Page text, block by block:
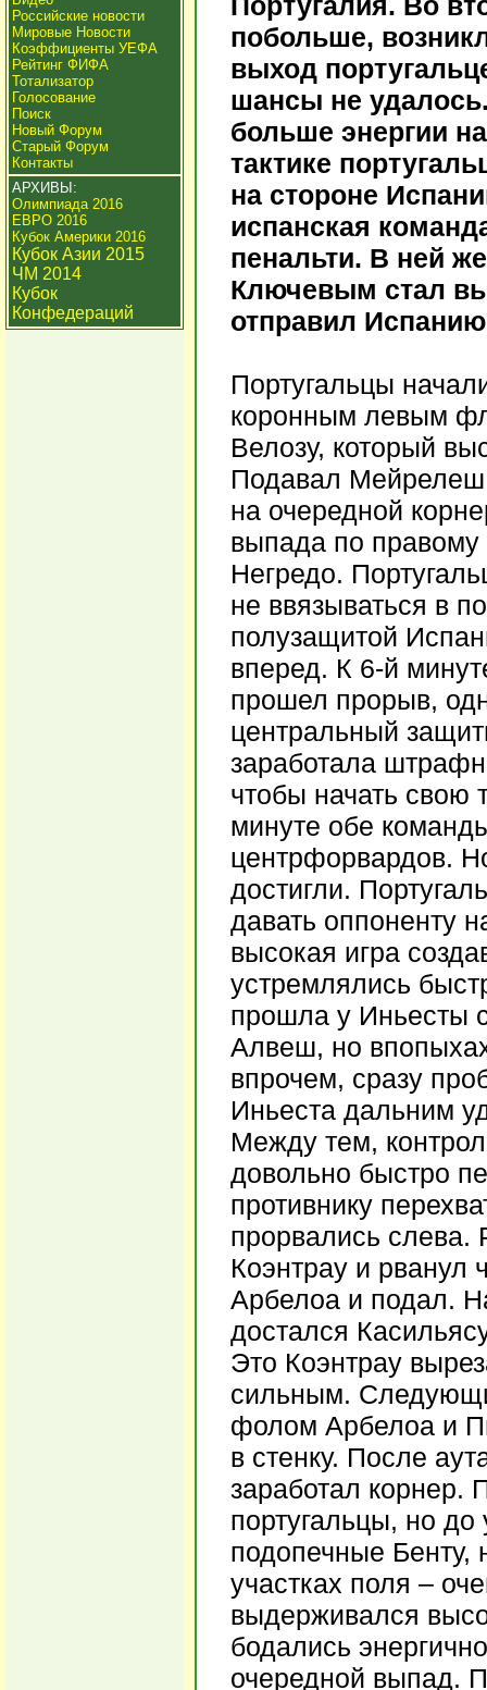
Российские новости
Мировые Новости
Коэффициенты УЕФА
Рейтинг ФИФА
Тотализатор
Голосование
Поиск
Новый Форум
Старый Форум
Контакты
АРХИВЫ:
Олимпиада 2016
ЕВРО 2016
Кубок Америки 2016
Кубок Азии 2015
ЧМ 2014
Кубок
Конфедераций
побольше,
выход
шансы не
больше энергии
тактике
на стороне
испанская
пенальти. В ней
Ключевым стал
отправил
Португальцы
коронным левым
Велозу, который
Подавал Мейрелеш
на очередной
выпада по правому
Негредо.
не ввязываться в
полузащитой
вперед. К 6-й
прошел прорыв,
центральный
заработала
чтобы начать свою
минуте обе
центрфорвардов.
достигли.
давать оппоненту
высокая игра
устремлялись
прошла у Иньесты
Алвеш, но
впрочем, сразу
Иньеста дальним
Между тем,
довольно быстро
противнику
прорвались слева.
Коэнтрау и рванул
Арбелоа и подал.
достался
Это Коэнтрау
сильным.
фолом Арбелоа и
в стенку. После
заработал корнер.
португальцы, но
подопечные Бенту,
участках поля –
выдерживался
бодались
очередной выпад.